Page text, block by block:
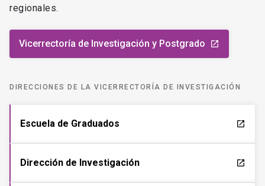
regionales.
Vicerrectoría de Investigación y Postgrado launch
DIRECCIONES DE LA VICERRECTORÍA DE INVESTIGACIÓN
Escuela de Graduados launch
Dirección de Investigación launch